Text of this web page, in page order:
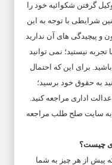
گرفتن شکوائیه خود را
شرایطی با توجه به این
و پیچیدگی های آن ندارید
تجربه نیستید؛ نمی توانید
برای این که احتمال
به حقوق خود برسید؛
اداری مراجعه کنید.
به سایت صلح طلب مراجعه
چیست؟
پیش از هر چیز به شما